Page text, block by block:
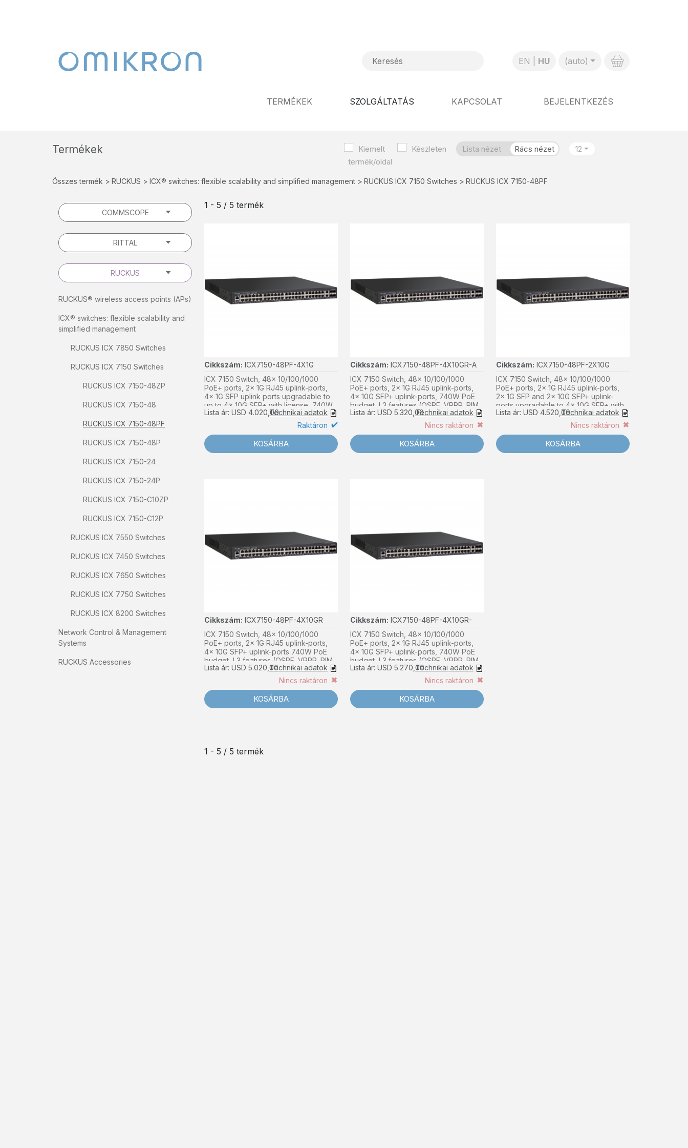
EN HU (auto)
TERMÉKEK SZOLGÁLTATÁS KAPCSOLAT BEJELENTKEZÉS
Termékek Kiemelt Készleten Lista nézet Rács nézet 12
Összes termék RUCKUS ICX® switches: flexible scalability and simplified management RUCKUS ICX 7150 Switches RUCKUS ICX 7150-48PF
COMMSCOPE
RITTAL
RUCKUS
RUCKUS® wireless access points (APs)
ICX® switches: flexible scalability and
simplified management
RUCKUS ICX 7850 Switches
RUCKUS ICX 7150 Switches
RUCKUS ICX 7150-48ZP
RUCKUS ICX 7150-48
RUCKUS ICX 7150-48PF
RUCKUS ICX 7150-48P
RUCKUS ICX 7150-24
RUCKUS ICX 7150-24P
RUCKUS ICX 7150-C10ZP
RUCKUS ICX 7150-C12P
RUCKUS ICX 7550 Switches
RUCKUS ICX 7450 Switches
RUCKUS ICX 7650 Switches
RUCKUS ICX 7750 Switches
RUCKUS ICX 8200 Switches
Network Control & Management
Systems
RUCKUS Accessories
1 - 5 / 5 termék
Cikkszám: ICX7150-48PF-4X1G
ICX 7150 Switch, 48x 10/100/1000
PoE+ ports, 2x 1G RJ45 uplink-ports,
4x 1G SFP uplink ports upgradable to
up to 4x 10G SFP+ with license, 740W
PoE budget, basic L3 (static routing
Technikai adatok
Lista ár: USD 4.020,00
Raktáron
KOSÁRBA
Cikkszám: ICX7150-48PF-4X10GR-A
ICX 7150 Switch, 48x 10/100/1000
PoE+ ports, 2x 1G RJ45 uplink-ports,
4x 10G SFP+ uplink-ports, 740W PoE
budget, L3 features (OSPF, VRRP, PIM,
PBR), TAA
Technikai adatok
Lista ár: USD 5.320,00
Nincs raktáron
KOSÁRBA
Cikkszám: ICX7150-48PF-2X10G
ICX 7150 Switch, 48x 10/100/1000
PoE+ ports, 2x 1G RJ45 uplink-ports,
2x 1G SFP and 2x 10G SFP+ uplink-
ports upgradable to 4x 10G SFP+ with
license, 740W PoE budget, basic L3
(static routing and RIP)
Technikai adatok
Lista ár: USD 4.520,00
Nincs raktáron
KOSÁRBA
Cikkszám: ICX7150-48PF-4X10GR
ICX 7150 Switch, 48x 10/100/1000
PoE+ ports, 2x 1G RJ45 uplink-ports,
4x 10G SFP+ uplink-ports 740W PoE
budget, L3 features (OSPF, VRRP, PIM,
PBR)
Technikai adatok
Lista ár: USD 5.020,00
Nincs raktáron
KOSÁRBA
Cikkszám: ICX7150-48PF-4X10GR-
RMT3
ICX 7150 Switch, 48x 10/100/1000
PoE+ ports, 2x 1G RJ45 uplink-ports,
4x 10G SFP+ uplink-ports, 740W PoE
budget, L3 features (OSPF, VRRP, PIM,
PBR), 3 year remote support.
Technikai adatok
Lista ár: USD 5.270,00
Nincs raktáron
KOSÁRBA
1 - 5 / 5 termék